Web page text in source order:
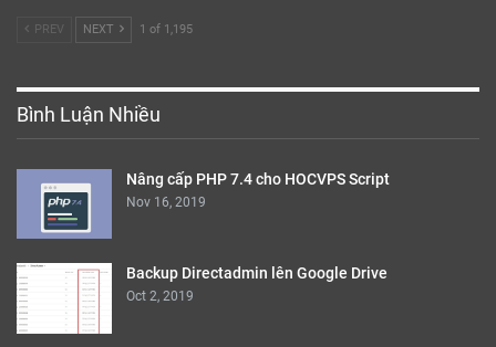
PREV NEXT 1 of 1,195
Bình Luận Nhiều
Nâng cấp PHP 7.4 cho HOCVPS Script
Nov 16, 2019
Backup Directadmin lên Google Drive
Oct 2, 2019